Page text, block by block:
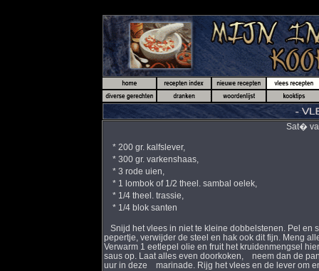
Sat�
* 200 gr. kalfslever,
* 300 gr. varkenshaas,
* 3 rode uien,
* 1 lombok of 1/2 theel. sambal oelek,
* 1/4 theel. trassie,
* 1/4 blok santen
Snijd het vlees in niet te kleine dobbelstenen. Pel
pepertje, verwijder de steel en hak ook dit fijn. Meng
Verwarm 1 eetlepel olie en fruit het kruidenmengsel
saus op. Laat alles even doorkoken, neem dan de
uur in deze marinade. Rijg het vlees en de lever om